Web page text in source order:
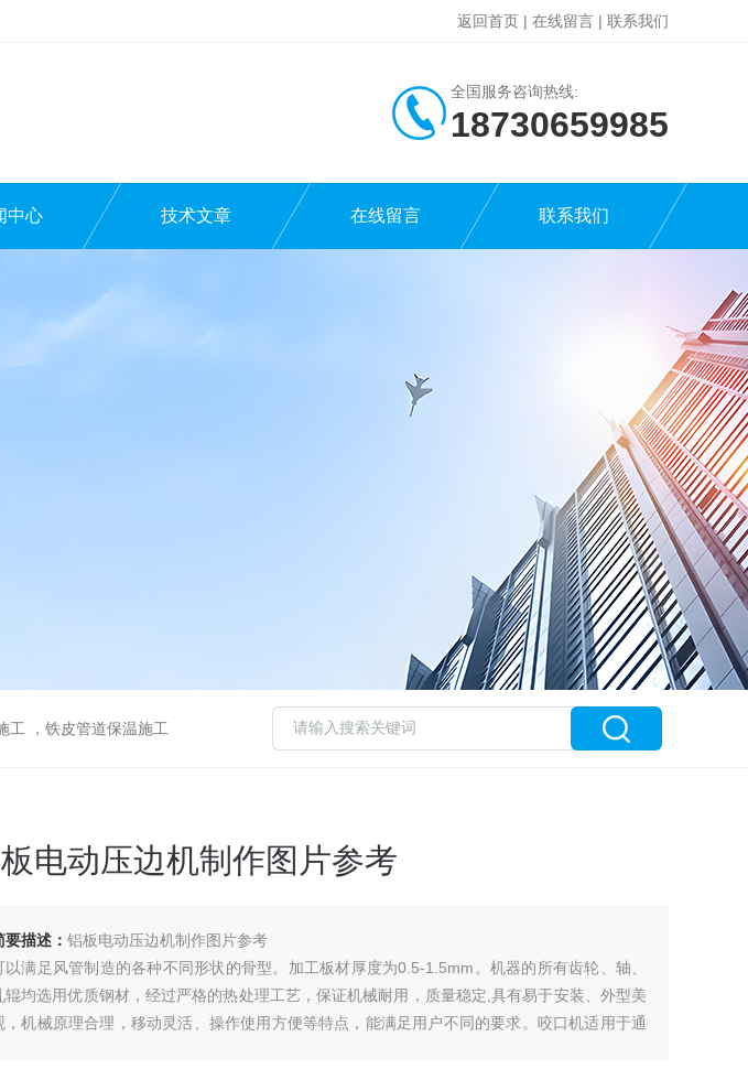
返回首页 | 在线留言 | 联系我们
全国服务咨询热线:
18730659985
中心 技术文章 在线留言 联系我们
工 ，铁皮管道保温施工
电动压边机制作图片参考
要描述： 铝板电动压边机制作图片参考
以满足风管制造的各种不同形状的骨型。加工板材厚度为0.5-1.5mm。机器的所有齿轮、轴、
辊均选用优质钢材，经过严格的热处理工艺，保证机械耐用，质量稳定,具有易于安装、外型美
，机械原理合理，移动灵活、操作使用方便等特点，能满足用户不同的要求。咬口机适用于通